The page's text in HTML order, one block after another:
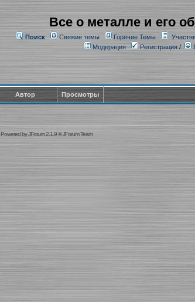
Все о металле и его
Поиск Свежие темы Горячие Темы
Модерация
Регистрация/
Автор Просмотры
Powered byJForum 2.1.9©JForum Team